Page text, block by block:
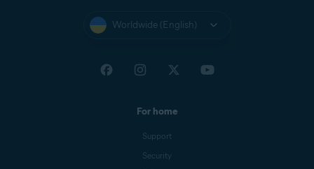
Worldwide (English)
For home
Support
Security